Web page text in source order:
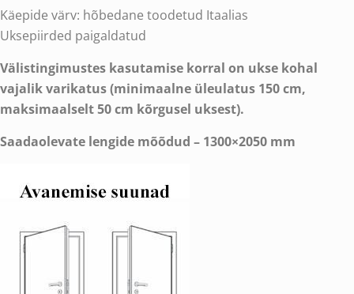
Käepide värv: hõbedane toodetud Itaalias
Uksepiirded paigaldatud
Välistingimustes kasutamise korral on ukse kohal
vajalik varikatus (minimaalne üleulatus 150 cm,
maksimaalselt 50 cm kõrgusel uksest).
Saadaolevate lengide mõõdud – 1300×2050 mm